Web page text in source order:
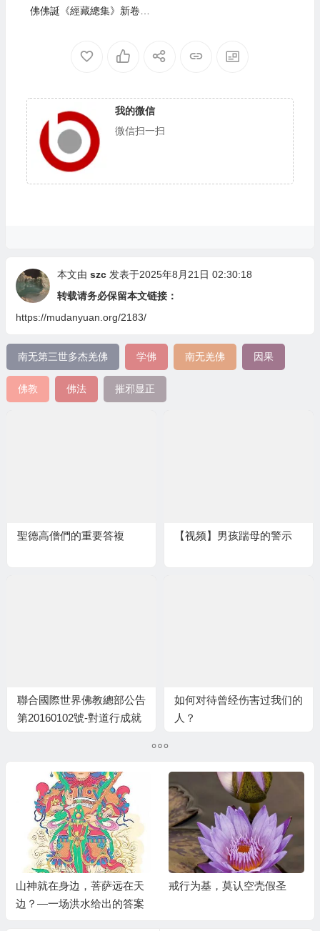
佛佛誕《經藏總集》新卷出
我的微信
微信扫一扫
本文由 szc 发表于2025年8月21日 02:30:18
转载请务必保留本文链接：
https://mudanyuan.org/2183/
南无第三世多杰羌佛 学佛 南无羌佛 因果
佛教 佛法 摧邪显正
聖德高僧們的重要答複 【视频】男孩踹母的警示
聯合國際世界佛教總部公告
第20160102號-對道行成就
如何对待曾经伤害过我们的
人？
戒行为基，莫认空壳假圣
我们怎样才能不被“释永信”